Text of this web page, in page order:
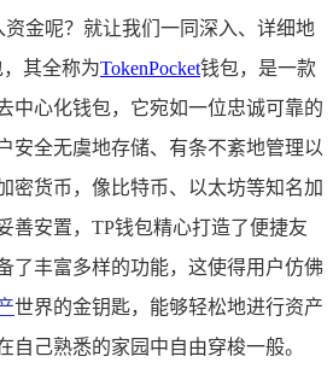
金呢？就让我们一同深入、详细地
其全称为TokenPocket钱包，是一款
中心化钱包，它宛如一位忠诚可靠的
安全无虞地存储、有条不紊地管理以
密货币，像比特币、以太坊等知名加
善安置，TP钱包精心打造了便捷友
了丰富多样的功能，这使得用户仿佛
世界的金钥匙，能够轻松地进行资产
自己熟悉的家园中自由穿梭一般。